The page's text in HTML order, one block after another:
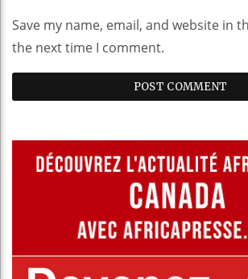
Save my name, email, and website in
the next time I comment.